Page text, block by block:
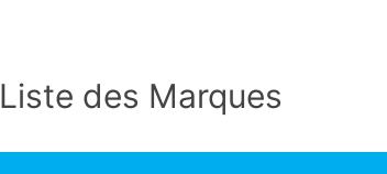
Liste des Marques